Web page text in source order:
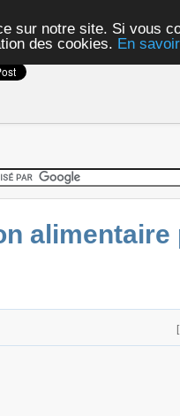
sur notre site. Si vous
des cookies. En